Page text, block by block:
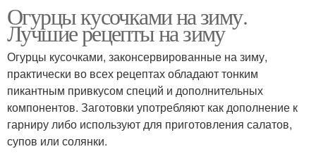
Огурцы кусочками на зиму.
Лучшие рецепты на зиму
Огурцы кусочками, законсервированные на зиму,
практически во всех рецептах обладают тонким
пикантным привкусом специй и дополнительных
компонентов. Заготовки употребляют как дополнение к
гарниру либо используют для приготовления салатов,
супов или солянки.